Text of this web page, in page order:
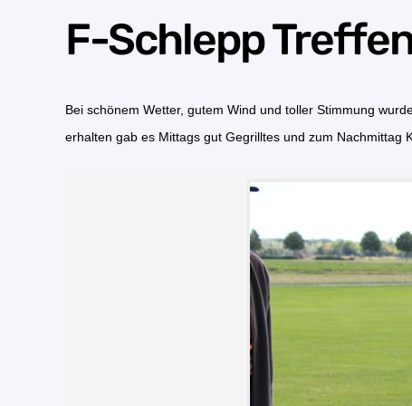
F-Schlepp
Bei schönem Wetter, gutem Wind und toller Stimmung
erhalten gab es Mittags gut Gegrilltes und zum Nachmittag